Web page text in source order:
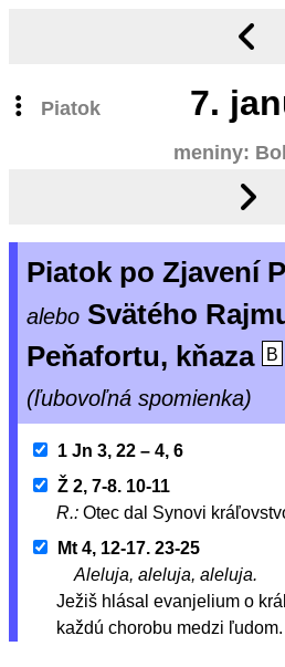
Piatok 7.
meniny:
Piatok po Zjavení
alebo Svätého
Peňafortu, kňaza
B
(ľubovoľná spomienka)
1 Jn 3, 22 – 4, 6
Ž 2, 7-8. 10-11
R.: Otec dal Synovi
Mt 4, 12-17. 23-25
Aleluja, aleluja, aleluja.
Ježiš hlásal evanjelium o
každú chorobu medzi ľudom.